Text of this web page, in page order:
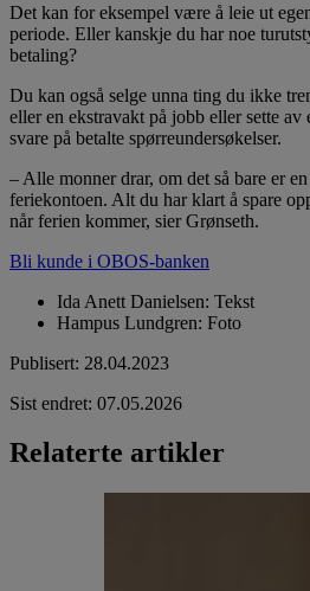
Det kan for eksempel være å leie ut
periode. Eller kanskje du har noe
betaling?
Du kan også selge unna ting du ikke
eller en ekstravakt på jobb eller sette
svare på betalte spørreundersøkelser.
– Alle monner drar, om det så bare er
feriekontoen. Alt du har klart å spare
når ferien kommer, sier Grønseth.
Bli kunde i OBOS-banken
Ida Anett Danielsen: Tekst
Hampus Lundgren: Foto
Publisert: 28.04.2023
Sist endret: 07.05.2026
Relaterte artikler